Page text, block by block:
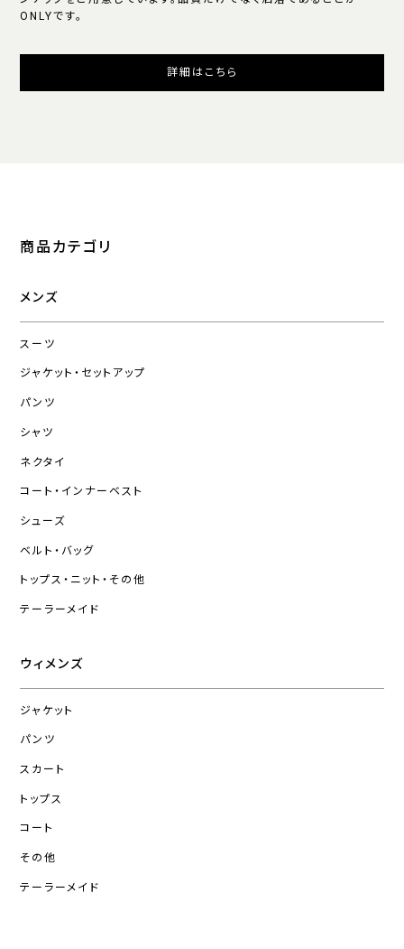
ONLYです。
詳細はこちら
商品カテゴリ
メンズ
スーツ
ジャケット・セットアップ
パンツ
シャツ
ネクタイ
コート・インナーベスト
シューズ
ベルト・バッグ
トップス・ニット・その他
テーラーメイド
ウィメンズ
ジャケット
パンツ
スカート
トップス
コート
その他
テーラーメイド